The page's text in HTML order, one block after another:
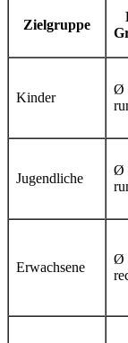
Zielgruppe
Kinder
Ø
Jugendliche
Ø
Erwachsene
Ø